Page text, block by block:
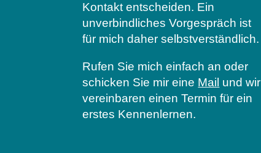
Kontakt entscheiden. Ein
unverbindliches Vorgespräch ist
für mich daher selbstverständlich.
Rufen Sie mich einfach an oder
schicken Sie mir eine Mail und wir
vereinbaren einen Termin für ein
erstes Kennenlernen.